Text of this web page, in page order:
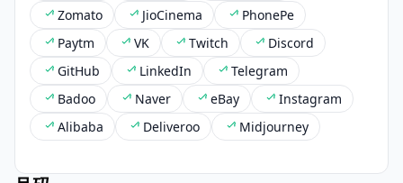
Zomato
JioCinema
PhonePe
Paytm
VK Twitch
Discord
GitHub
LinkedIn
Telegram
Badoo
Naver eBay
Instagram
Alibaba
Deliveroo Midjourney